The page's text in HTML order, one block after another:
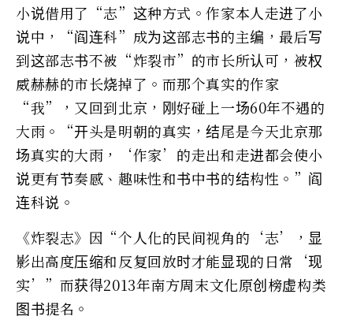
小说借用了“志”这种方式。作家本人走进了小
说中，“阎连科”成为这部志书的主编，最后写
到这部志书不被“炸裂市”的市长所认可，被权
威赫赫的市长烧掉了。而那个真实的作家
“我”，又回到北京，刚好碰上一场60年不遇的
大雨。“开头是明朝的真实，结尾是今天北京那
场真实的大雨，‘作家’的走出和走进都会使小
说更有节奏感、趣味性和书中书的结构性。”阎
连科说。
《炸裂志》因“个人化的民间视角的‘志’，显
影出高度压缩和反复回放时才能显现的日常‘现
实’”而获得2013年南方周末文化原创榜虚构类
图书提名。